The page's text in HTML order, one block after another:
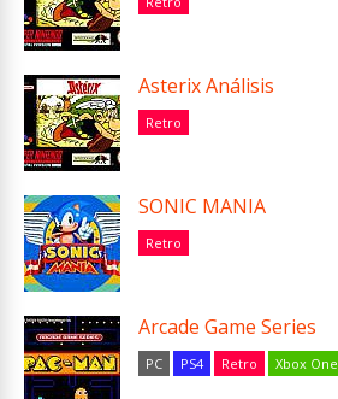
Asterix Análisis
Retro
SONIC MANIA
Retro
Arcade Game Series
PC PS4 Retro Xbox One